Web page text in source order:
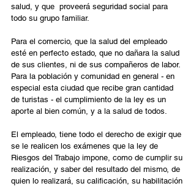
salud, y que  proveerá seguridad social para
todo su grupo familiar.
Para el comercio, que la salud del empleado
esté en perfecto estado, que no dañara la salud
de sus clientes, ni de sus compañeros de labor.
Para la población y comunidad en general - en
especial esta ciudad que recibe gran cantidad
de turistas - el cumplimiento de la ley es un
aporte al bien común, y a la salud de todos.
El empleado, tiene todo el derecho de exigir que
se le realicen los exámenes que la ley de
Riesgos del Trabajo impone, como de cumplir su
realización, y saber del resultado del mismo, de
quien lo realizará, su calificación, su habilitación